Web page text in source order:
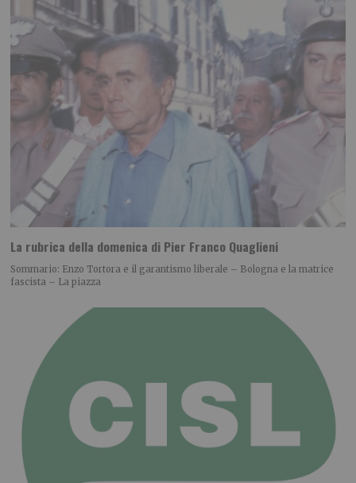
La rubrica della domenica di Pier Franco Quaglieni
Sommario: Enzo Tortora e il garantismo liberale – Bologna e la matrice
fascista – La piazza